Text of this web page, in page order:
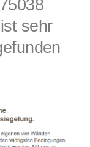
sehr